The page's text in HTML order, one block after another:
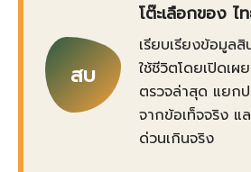
สบ
โต๊ะเลือกของ ไ
เรียบเรียงข้อมูล
ใช้ชีวิตโดยเปิดเผ
ตรวจล่าสุด แยก
จากข้อเท็จจริง แ
ด่วนเกินจริง